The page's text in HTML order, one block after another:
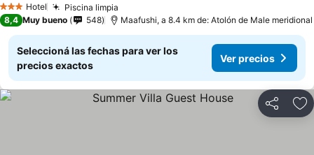
3 Estrellas
Hotel Piscina limpia
8,4 Muy bueno 548 Maafushi, a 8.4 km de: Atolón de Male meridional
Seleccioná las fechas para ver los
precios exactos
Ver precios
Compartir